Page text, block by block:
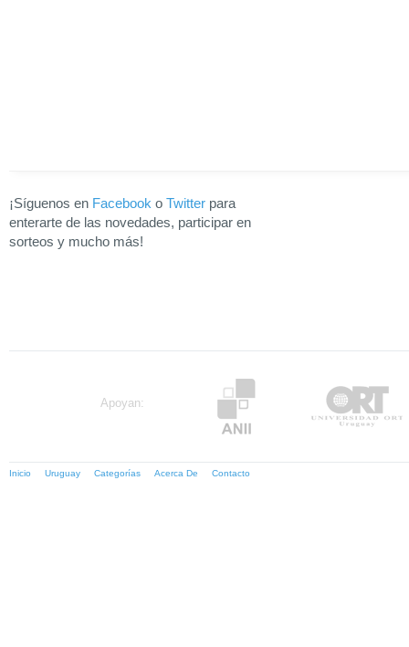
¡Síguenos en Facebook o Twitter para
enterarte de las novedades, participar en
sorteos y mucho más!
Apoyan:
Inicio Uruguay Categorías Acerca De Contacto